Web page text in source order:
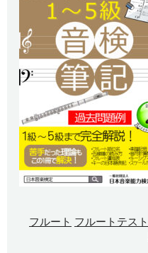
フルート フルートテスト